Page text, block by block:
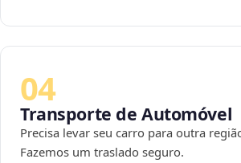
04
Transporte de Automóvel
Precisa levar seu carro para outra
Fazemos um traslado seguro.